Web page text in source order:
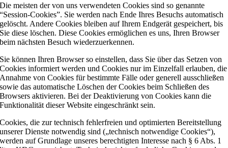
Die meisten der von uns verwendeten Cookies sind so genannte
“Session-Cookies”. Sie werden nach Ende Ihres Besuchs automatisch
gelöscht. Andere Cookies bleiben auf Ihrem Endgerät gespeichert, bis
Sie diese löschen. Diese Cookies ermöglichen es uns, Ihren Browser
beim nächsten Besuch wiederzuerkennen.
Sie können Ihren Browser so einstellen, dass Sie über das Setzen von
Cookies informiert werden und Cookies nur im Einzelfall erlauben, die
Annahme von Cookies für bestimmte Fälle oder generell ausschließen
sowie das automatische Löschen der Cookies beim Schließen des
Browsers aktivieren. Bei der Deaktivierung von Cookies kann die
Funktionalität dieser Website eingeschränkt sein.
Cookies, die zur technisch fehlerfreien und optimierten Bereitstellung
unserer Dienste notwendig sind („technisch notwendige Cookies“),
werden auf Grundlage unseres berechtigten Interesse nach § 6 Abs. 1